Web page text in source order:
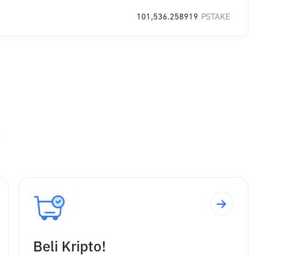
101,536.258919 PSTAKE
Beli Kripto!